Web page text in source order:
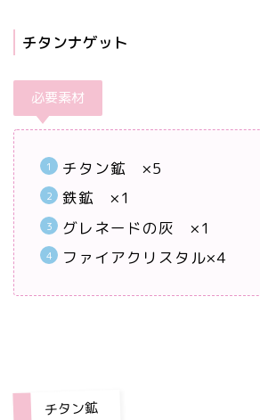
チタンナゲット
必要素材
チタン鉱 ×5
鉄鉱 ×1
グレネードの灰 ×1
ファイアクリスタル×4
チタン鉱